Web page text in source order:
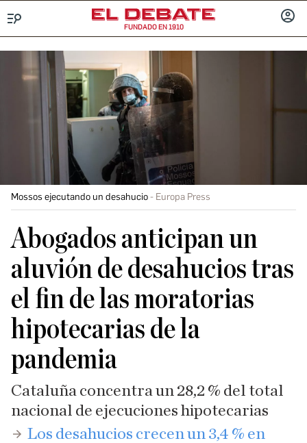
FUNDADO EN 1910
Mossos ejecutando un desahucio Europa Press
Abogados anticipan un
aluvión de desahucios tras
el fin de las moratorias
hipotecarias de la
pandemia
Cataluña concentra un 28,2 % del total
nacional de ejecuciones hipotecarias
​Los desahucios crecen un 3,4 % en